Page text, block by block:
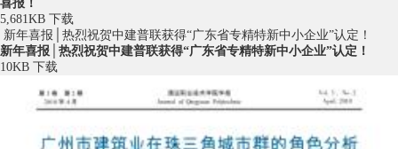
喜报！
5,681KB 下载
新年喜报│热烈祝贺中建普联获得“广东省专精特新中小企业”认定！
新年喜报│热烈祝贺中建普联获得“广东省专精特新中小企业”认定！
10KB 下载